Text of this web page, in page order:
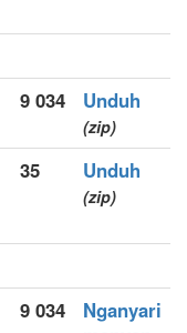
9 034 Unduh
(zip)
35 Unduh
(zip)
9 034
Nganyari